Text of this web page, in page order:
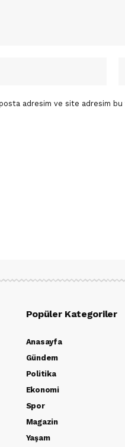
adresim ve site adresim bu
Popüler Kategoriler
Anasayfa
Gündem
Politika
Ekonomi
Spor
Magazin
Yaşam